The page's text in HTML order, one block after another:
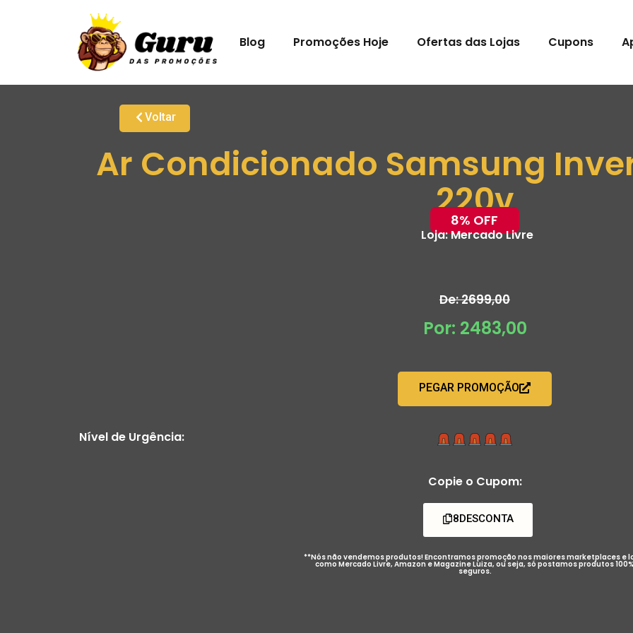
Blog Promoções Hoje Ofertas das Lojas Cupons
Voltar
Ar Condicionado Samsung
220v
8% OFF
Loja:Mercado Livre
De: 2699,00
Por: 2483,00
PEGAR PROMOÇÃO
Nível de Urgência:
Copie o Cupom:
8DESCONTA
**Nós não vendemos produtos! Encontramos promoção nos maiores marketplaces e
como Mercado Livre, Amazon e Magazine Luiza, ou seja, só postamos produtos 100%
seguros.